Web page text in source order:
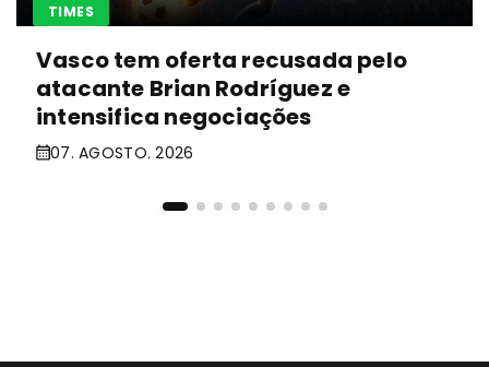
TIMES
Vasco tem oferta recusada pelo
atacante Brian Rodríguez e
intensifica negociações
07. AGOSTO. 2026